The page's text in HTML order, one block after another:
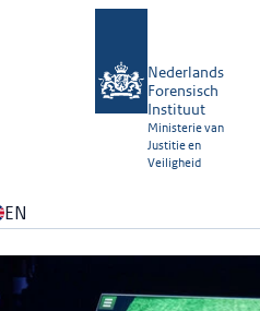
Nederlands
Forensisch
Instituut
Ministerie van
Justitie en
Veiligheid
EN